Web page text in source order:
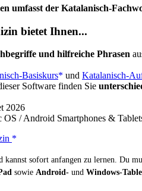
umfasst der Katalanisch-
bietet Ihnen...
und hilfreiche Phrasen
Basiskurs und Katalanisch-
Software finden Sie
2026
/ Android Smartphones &
kannst sofort anfangen zu lernen. Du
sowie Android- und Windows-